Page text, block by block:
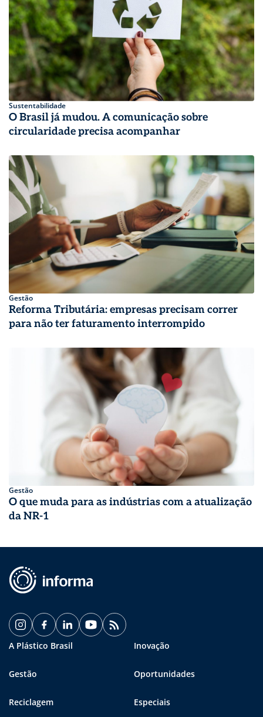
Sustentabilidade
O Brasil já mudou. A comunicação sobre
circularidade precisa acompanhar
Gestão
Reforma Tributária: empresas precisam correr
para não ter faturamento interrompido
Gestão
O que muda para as indústrias com a atualização
da NR-1
A Plástico Brasil Inovação
Gestão Oportunidades
Reciclagem Especiais